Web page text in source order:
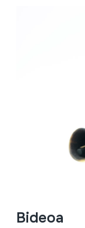
Bideoa